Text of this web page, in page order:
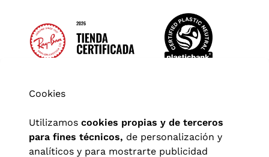
Cookies
Utilizamos cookies propias y de terceros
para fines técnicos, de personalización y
analíticos y para mostrarte publicidad